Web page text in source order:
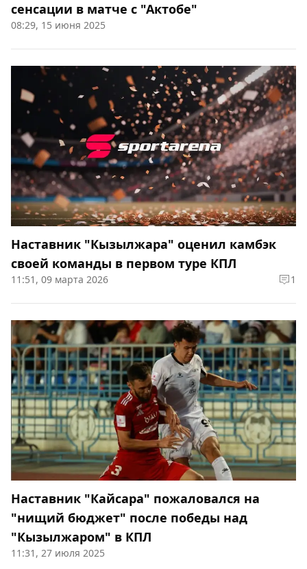
сенсации в матче с "Актобе"
08:29, 15 июня 2025
Наставник "Кызылжара" оценил камбэк
своей команды в первом туре КПЛ
11:51, 09 марта 2026 1
Наставник "Кайсара" пожаловался на
"нищий бюджет" после победы над
"Кызылжаром" в КПЛ
11:31, 27 июля 2025